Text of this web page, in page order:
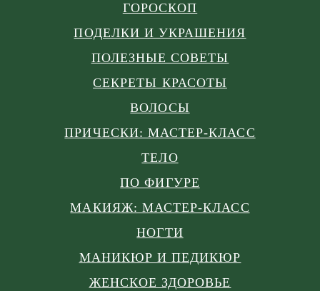
ГОРОСКОП
ПОДЕЛКИ И УКРАШЕНИЯ
ПОЛЕЗНЫЕ СОВЕТЫ
СЕКРЕТЫ КРАСОТЫ
ВОЛОСЫ
ПРИЧЕСКИ: МАСТЕР-КЛАСС
ТЕЛО
ПО ФИГУРЕ
МАКИЯЖ: МАСТЕР-КЛАСС
НОГТИ
МАНИКЮР И ПЕДИКЮР
ЖЕНСКОЕ ЗДОРОВЬЕ